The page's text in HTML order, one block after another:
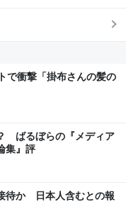
で衝撃「掛布さんの髪の
ばるぼらの『メディア
集』評
待か 日本人含むとの報